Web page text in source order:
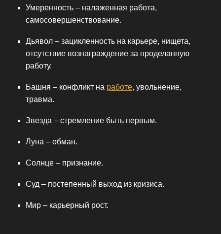
Умеренность – налаженная работа,
самосовершенствование.
Дьявол – зацикленность на карьере, нищета,
отсутствие вознаграждение за проделанную
работу.
Башня – конфликт на работе, увольнение,
травма.
Звезда – стремление быть первым.
Луна – обман.
Солнце – признание.
Суд – постепенный выход из кризиса.
Мир – карьерный рост.